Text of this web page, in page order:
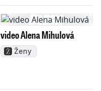
video Alena Mihulová
Ženy